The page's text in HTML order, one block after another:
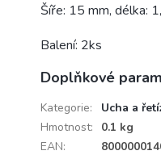
Šíře: 15 mm, délka:
Balení: 2ks
Doplňkové
Kategorie:
Ucha a
Hmotnost:
0.1 kg
EAN: